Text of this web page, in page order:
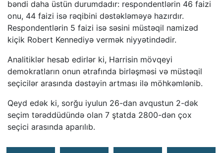
bəndi daha üstün durumdadır: respondentlərin 46 faizi
onu, 44 faizi isə rəqibini dəstəkləməyə hazırdır.
Respondentlərin 5 faizi isə səsini müstəqil namizəd
kiçik Robert Kennediyə vermək niyyətindədir.
Analitiklər hesab edirlər ki, Harrisin mövqeyi
demokratların onun ətrafında birləşməsi və müstəqil
seçicilər arasında dəstəyin artması ilə möhkəmlənib.
Qeyd edək ki, sorğu iyulun 26-dan avqustun 2-dək
seçim tərəddüdündə olan 7 ştatda 2800-dən çox
seçici arasında aparılıb.